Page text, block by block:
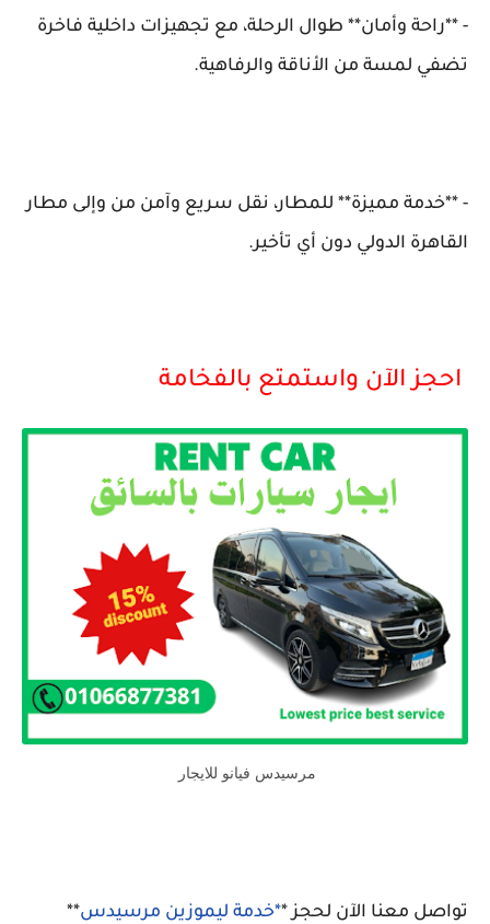
- **راحة وأمان** طوال الرحلة، مع تجهيزات داخلية فاخرة
تضفي لمسة من الأناقة والرفاهية.
- **خدمة مميزة** للمطار، نقل سريع وآمن من وإلى مطار
القاهرة الدولي دون أي تأخير.
احجز الآن واستمتع بالفخامة
مرسيدس فيانو للايجار
تواصل معنا الآن لحجز **خدمة ليموزين مرسيدس**